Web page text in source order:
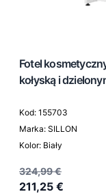
Fotel
kołyską i
Kod: 155703
Marka: SILLON
Kolor: Biały
324,99 €
211,25 €